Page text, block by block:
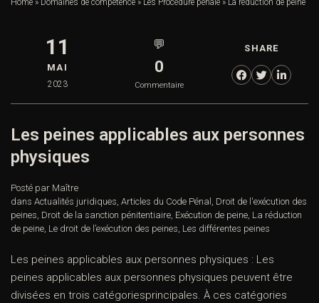
Home » Domaines de compétence » Les Procédure pénale » La réduction de peine
11
MAI
2023
💬
0
Commentaire
SHARE
Les peines applicables aux personnes
physiques
Posté par Maître
dans Actualités juridiques, Articles du Code Pénal , Droit de l'exécution des
peines, Droit de la sanction pénitentiaire, Exécution de peine, La réduction
de peine, Le droit de l’exécution des peines, Les différentes peines
Les peines applicables aux personnes physiques : Les
peines applicables aux personnes physiques peuvent être
divisées en trois catégoriesprincipales. À ces catégories